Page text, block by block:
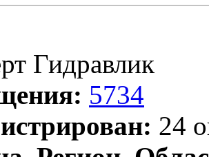
Гидравлик
5734
24